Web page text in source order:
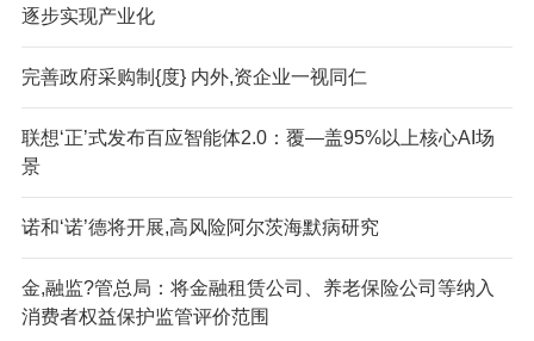
逐步实现产业化
完善政府采购制{度} 内外,资企业一视同仁
联想‘正’式发布百应智能体2.0：覆—盖95%以上核心AI场
景
诺和‘诺’德将开展,高风险阿尔茨海默病研究
金,融监?管总局：将金融租赁公司、养老保险公司等纳入
消费者权益保护监管评价范围